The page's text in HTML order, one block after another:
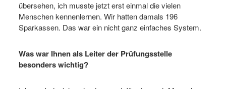
übersehen, ich musste jetzt erst einmal die vielen
Menschen kennenlernen. Wir hatten damals 196
Sparkassen. Das war ein nicht ganz einfaches System.
Was war Ihnen als Leiter der Prüfungsstelle
besonders wichtig?